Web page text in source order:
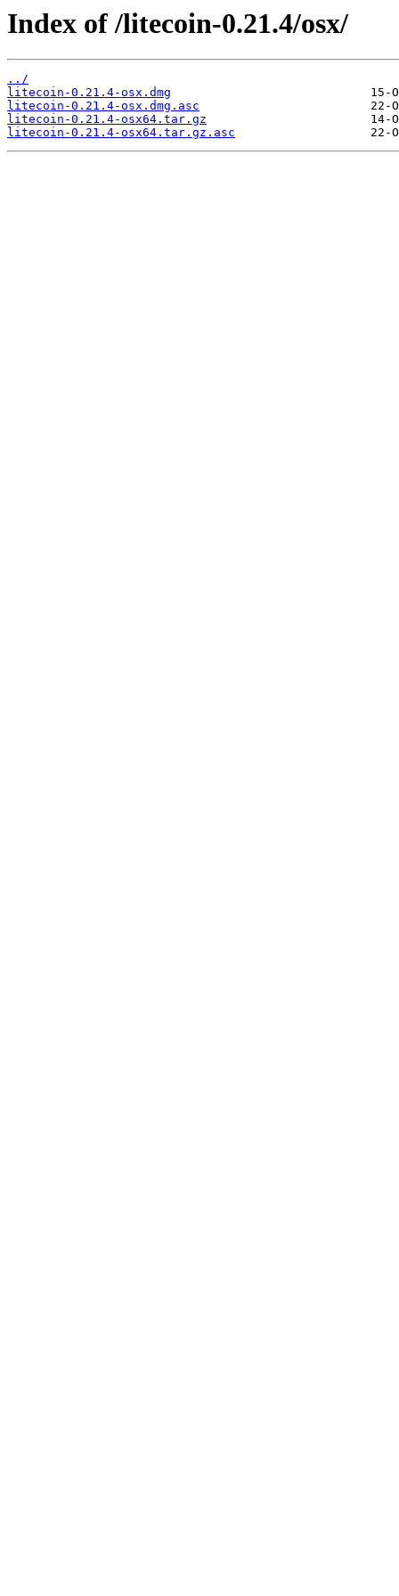
Index of /litecoin-0.21.4/osx/
../
litecoin-0.21.4-osx.dmg
litecoin-0.21.4-osx.dmg.asc
litecoin-0.21.4-osx64.tar.gz
litecoin-0.21.4-osx64.tar.gz.asc